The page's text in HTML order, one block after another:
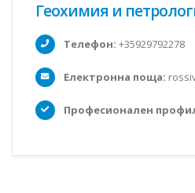
Геохимия и
Телефон: +35929792278
Електронна поща:
Професионален